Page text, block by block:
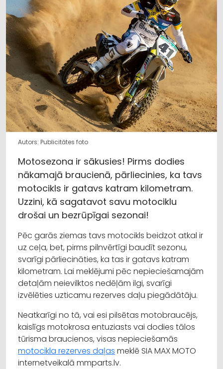
Autors: Publicitātes foto
Motosezona ir sākusies! Pirms dodies
nākamajā braucienā, pārliecinies, ka tavs
motocikls ir gatavs katram kilometram.
Uzzini, kā sagatavot savu motociklu
drošai un bezrūpīgai sezonai!
Pēc garās ziemas tavs motocikls beidzot atkal ir
uz ceļa, bet, pirms pilnvērtīgi baudīt sezonu,
svarīgi pārliecināties, ka tas ir gatavs katram
kilometram. Lai meklējumi pēc nepieciešamajām
detaļām neievilktos nedēļām ilgi, svarīgi
izvēlēties uzticamu rezerves daļu piegādātāju.
Neatkarīgi no tā, vai esi pilsētas motobraucējs,
kaislīgs motokrosa entuziasts vai dodies tālos
tūrisma braucienos, visas nepieciešamās
motocikla rezerves daļas meklē SIA MAX MOTO
internetveikalā mmparts.lv.